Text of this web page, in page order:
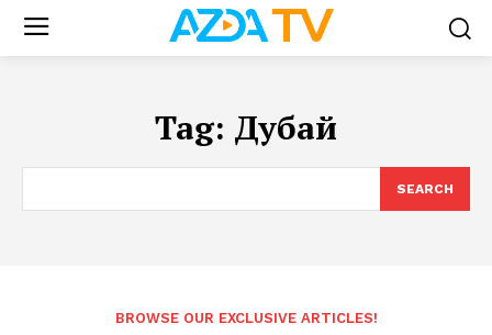
Tag: Дубай
SEARCH
BROWSE OUR EXCLUSIVE ARTICLES!